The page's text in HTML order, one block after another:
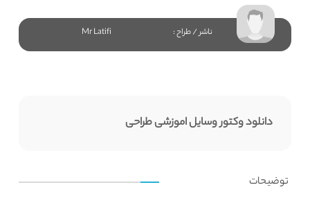
ناشر / طراح : Mr Latifi
دانلود وکتور وسایل اموزشی طراحی
توضیحات